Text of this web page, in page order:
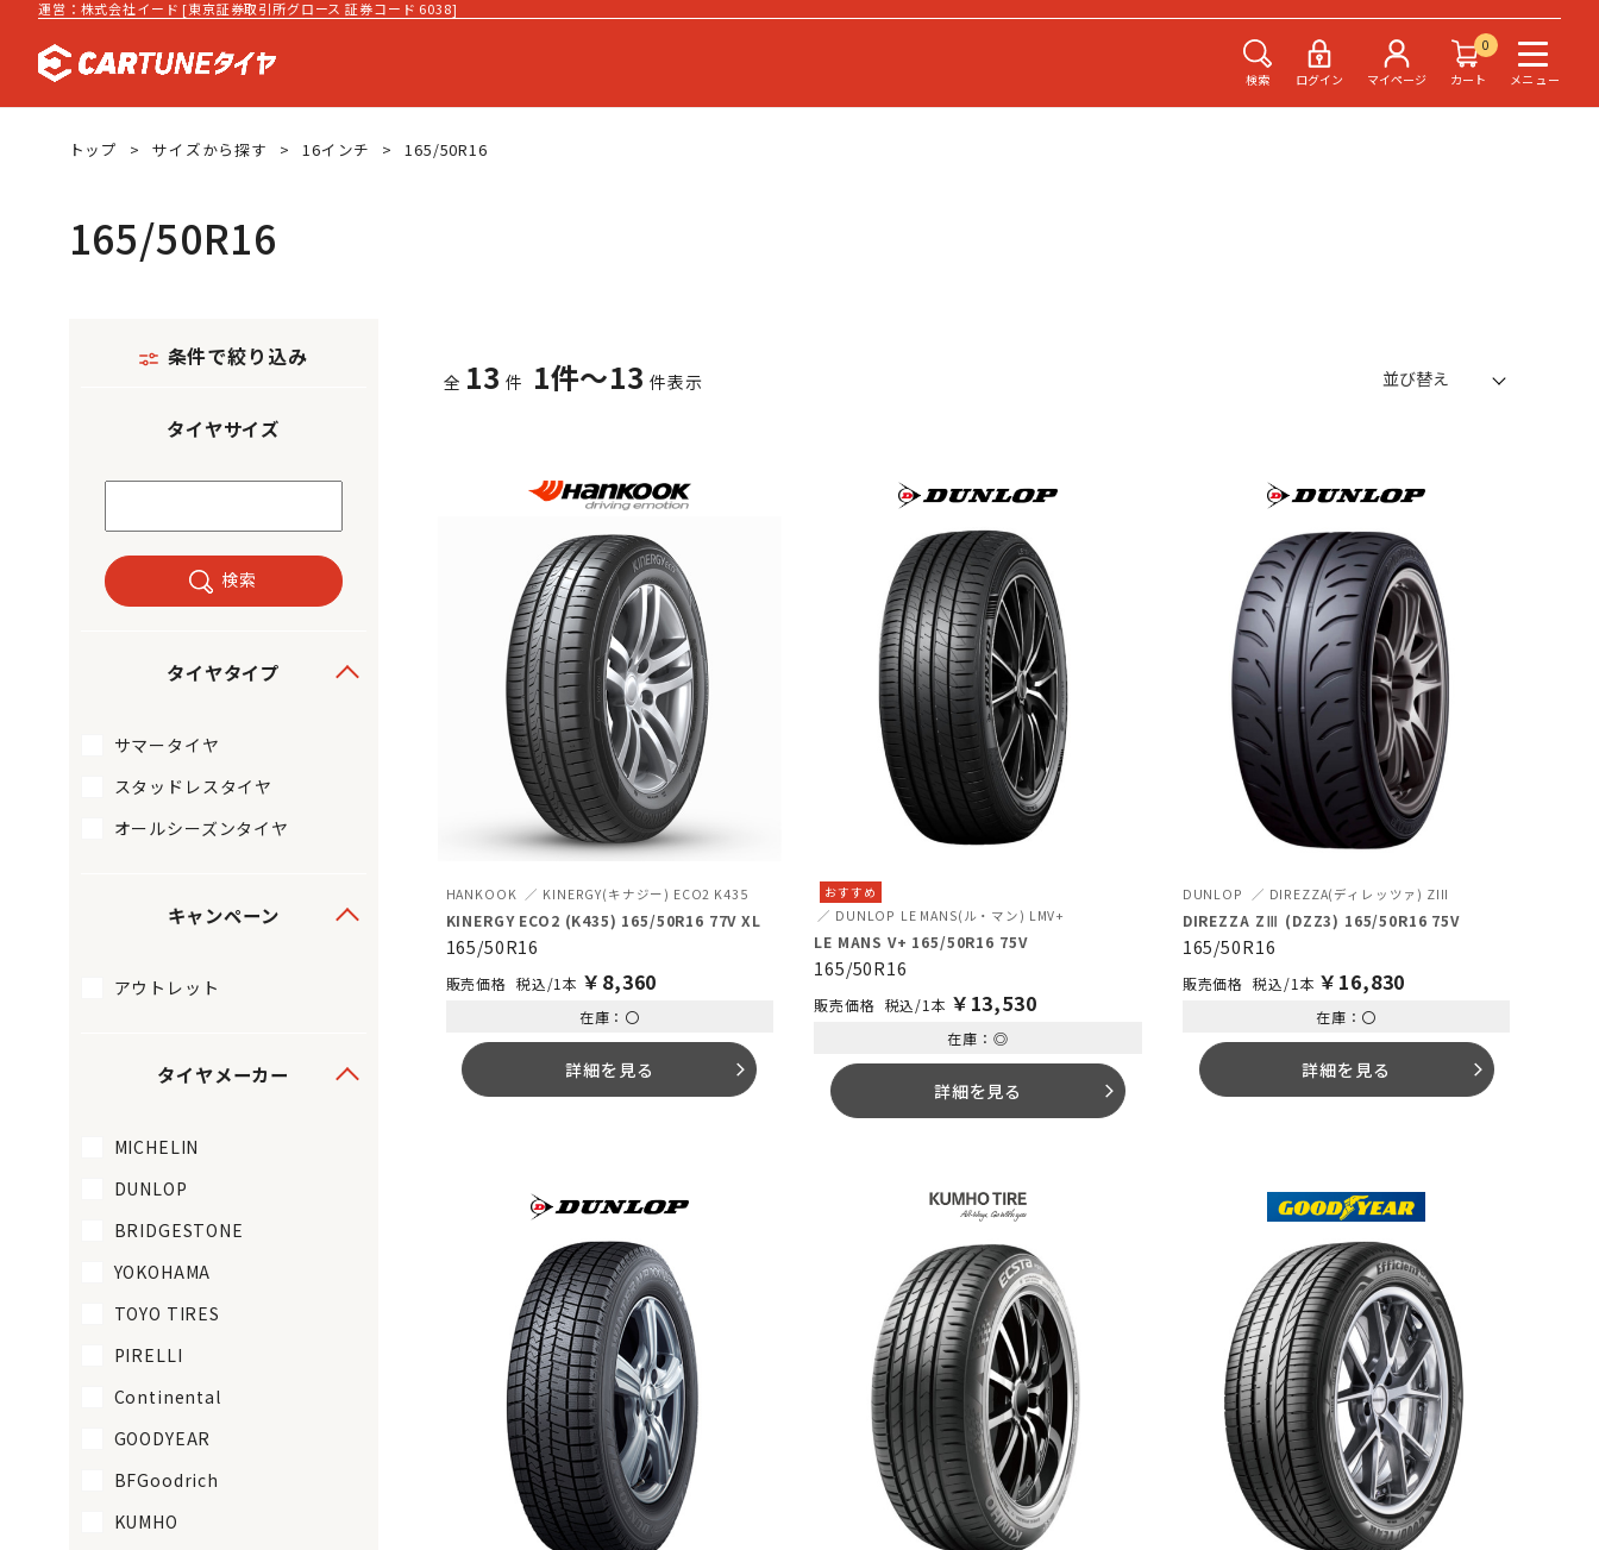
運営：株式会社イード [東京証券取引所グロース 証券コード 6038]
検索 ログイン マイページ
0
カート
メニュー
トップ サイズから探す 16インチ 165/50R16
165/50R16
条件で絞り込み
タイヤサイズ
検索
タイヤタイプ
サマータイヤ
スタッドレスタイヤ
オールシーズンタイヤ
キャンペーン
アウトレット
タイヤメーカー
MICHELIN
DUNLOP
BRIDGESTONE
YOKOHAMA
TOYO TIRES
PIRELLI
Continental
GOODYEAR
BFGoodrich
KUMHO
全 13 件 1件～13 件表示
HANKOOK KINERGY(キナジー) ECO2 K435
KINERGY ECO2 (K435) 165/50R16 77V XL
165/50R16
税込/1本 ￥ 8,360
在庫：〇
詳細を見る arrow_forward_ios
おすすめ
DUNLOP LE MANS(ル・マン) LMV+
LE MANS V+ 165/50R16 75V
165/50R16
税込/1本 ￥ 13,530
在庫：◎
詳細を見る arrow_forward_ios
DUNLOP DIREZZA(ディレッツァ) ZIII
DIREZZA ZⅢ (DZZ3) 165/50R16 75V
165/50R16
税込/1本 ￥ 16,830
在庫：〇
詳細を見る arrow_forward_ios